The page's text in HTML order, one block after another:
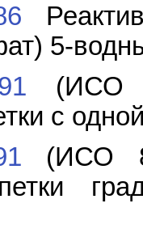
5-
(ИСО
с
(ИСО